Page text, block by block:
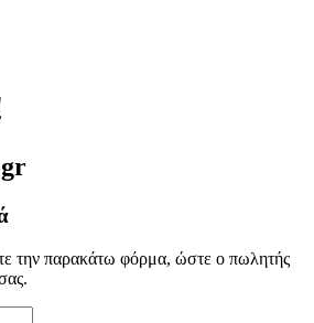
την παρακάτω φόρμα, ώστε ο πωλητής